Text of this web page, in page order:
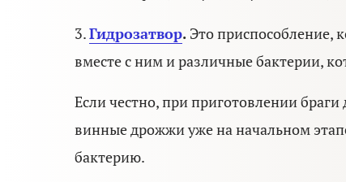
3.Гидрозатвор. Это приспособление,
вместе с ним и различные бактерии,
Если честно, при приготовлении
винные дрожжи уже на начальном
бактерию.